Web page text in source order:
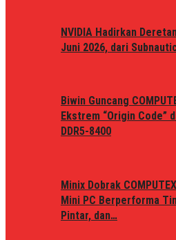
NVIDIA Hadirkan
Juni 2026, dari
Biwin Guncang
Ekstrem “Origin Code”
DDR5-8400
Minix Dobrak
Mini PC Berperforma
Pintar, dan…